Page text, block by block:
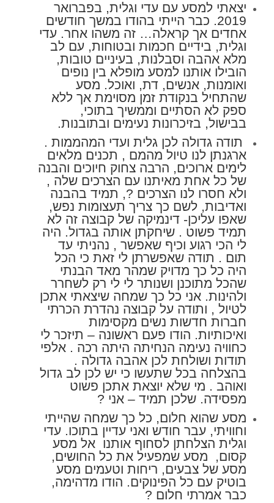
יצאתי למסע עם עדי וגלית, בפברואר
2019. כבר הייתי בהודו במשך חודשים
אחדים אך קראלה… זה משהו אחר. עדי
וגלית, בידיים חכמות ובטוחות, עם לב
מלא אהבה וסבלנות, בעיניים טובות,
הובילו אותנו למסע מופלא בין נופים
ואומנות, אנשים, דת, ואוכל. מסע
שהתחיל בנקודת זמן מסוימת אך ללא
ספק לא הסתיים וממשיך בתוכי,
בבישול, בזיכרונות נעימים ובתובנות.
תודה גדולה לכן גלית ועדי המהממות .
ארגנתן לנו טיול מהמם , תכנים מלאים
לימים ארוכים, הרבה צחוק חיוכים והבנה
של כל אחת מאיתנו עם הצרכים שלה ,
ולא חסרו לנו הצרכים ?, תמיד בהבנה
ואדיבות, לשם כך צריך תעצומות נפש,
שאפו עליכן- דינמיקה של קבוצה זה לא
תמיד פשוט . שיחקתן אותה בגדול. היה
לי הכי רגוע וכיף שאפשר , נהניתי עד
תום . תודה שאפשרתן לי זאת כי הכל
היה כל כך מדויק שמהר מאד הבנתי
שהכל מתוכנן ושנותר לי לי רק לשחרר
ולהינות. אני כל כך שמחה שיצאתי אתכן
לטיול , ותודה על קבוצה נהדרת הכרתי
חברות חדשות נשים מקסימות
ואיכותיות. הודו פעם ראשונה – תיזכר לי
כחוויה נעימה הנחיתה היתה רכה . אלפי
תודות ושולחת לכן אהבה גדולה .
בהצלחה בכל שתעשו כי יש לכן לב גדול
ואוהב . מי שלא יוצאת אתכן פשוט
מפסידה. שלכן תמיד – אני ?
מסע שהוא חלום, כל כך שמחה שהייתי
וחוויתי, עבר חודש ואני עדיין בתוכו. עדי
וגלית הצלחתן לסחוף אותנו אל מסע
קסום, מסע שמפעיל את כל החושים,
מסע של צבעים, ריחות וטעמים מסע
בוטיק עם כל הפינוקים. הודו מדהימה,
כבר אמרתי חלום ?